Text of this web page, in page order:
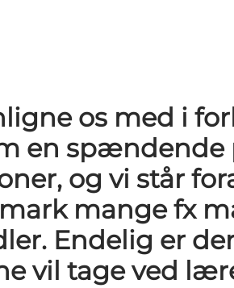
os med i
en spændende
og vi står
mange fx
Endelig er
vil tage ved